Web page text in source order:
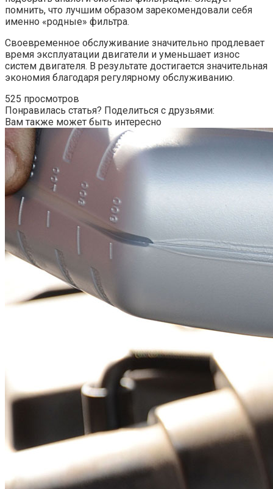
помнить, что лучшим образом зарекомендовали себя
именно «родные» фильтра.
Своевременное обслуживание значительно продлевает
время эксплуатации двигатели и уменьшает износ
систем двигателя. В результате достигается значительная
экономия благодаря регулярному обслуживанию.
525 просмотров
Понравилась статья? Поделиться с друзьями:
Вам также может быть интересно